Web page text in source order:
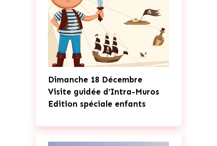
Dimanche 18 Décembre
Visite guidée d’Intra-Muros
Edition spéciale enfants